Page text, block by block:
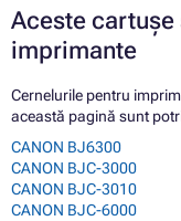
Aceste
imprimante
Cernelurile pentru
această pagină sunt
CANON BJ6300
CANON BJC-3000
CANON BJC-3010
CANON BJC-6000